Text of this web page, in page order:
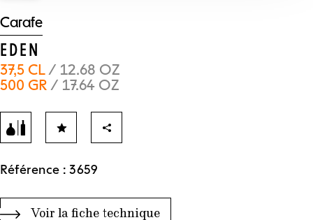
Carafe
EDEN
37,5 CL/ 12.68 OZ
500 GR / 17.64 OZ
Référence : 3659
Voir la fiche technique